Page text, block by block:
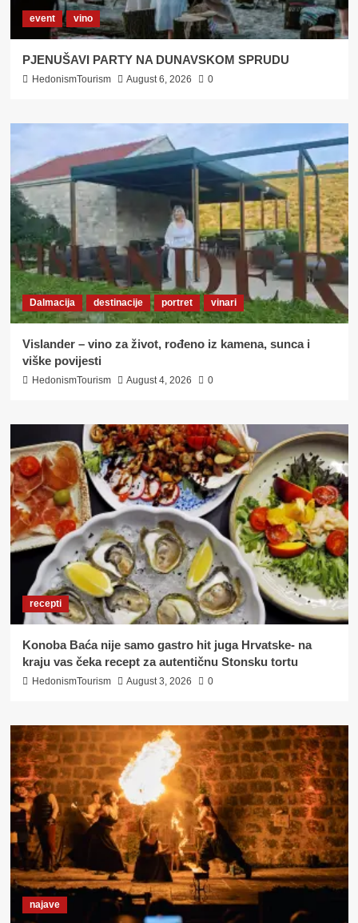
event vino
PJENUŠAVI PARTY NA DUNAVSKOM SPRUDU
HedonismTourism August 6, 2026 0
Dalmacija destinacije portret vinari
Vislander – vino za život, rođeno iz kamena, sunca i
viške povijesti
HedonismTourism August 4, 2026 0
recepti
Konoba Baća nije samo gastro hit juga Hrvatske- na
kraju vas čeka recept za autentičnu Stonsku tortu
HedonismTourism August 3, 2026 0
najave